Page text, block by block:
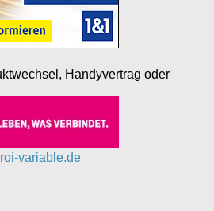
Handyvertrag oder